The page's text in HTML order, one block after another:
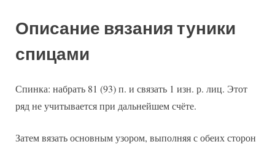
Описание вязания туники
спицами
Спинка: набрать 81 (93) п. и связать 1 изн. р. лиц. Этот
ряд не учитывается при дальнейшем счёте.
Затем вязать основным узором, выполняя с обеих сторон